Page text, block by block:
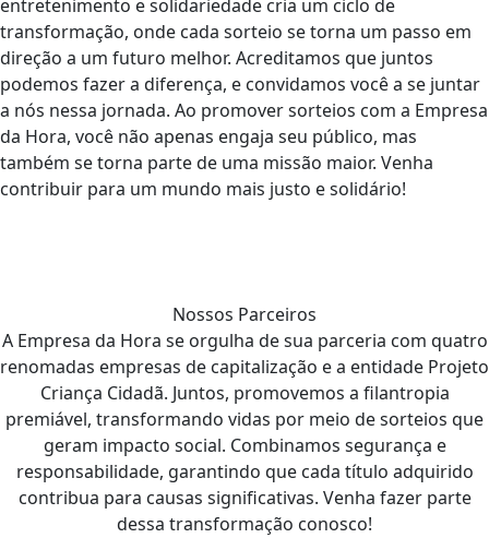
entretenimento e solidariedade cria um ciclo de
transformação, onde cada sorteio se torna um passo em
direção a um futuro melhor. Acreditamos que juntos
podemos fazer a diferença, e convidamos você a se juntar
a nós nessa jornada. Ao promover sorteios com a Empresa
da Hora, você não apenas engaja seu público, mas
também se torna parte de uma missão maior. Venha
contribuir para um mundo mais justo e solidário!
Nossos Parceiros
A Empresa da Hora se orgulha de sua parceria com quatro
renomadas empresas de capitalização e a entidade Projeto
Criança Cidadã. Juntos, promovemos a filantropia
premiável, transformando vidas por meio de sorteios que
geram impacto social. Combinamos segurança e
responsabilidade, garantindo que cada título adquirido
contribua para causas significativas. Venha fazer parte
dessa transformação conosco!